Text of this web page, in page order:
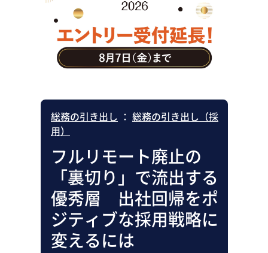
助成金・補助金・コスト削減
アウトソーシング・BPO
調査・レポート
総務の引き出し ： 総務の引き出し（採
用）
フルリモート廃止の
「裏切り」で流出する
優秀層 出社回帰をポ
ジティブな採用戦略に
変えるには